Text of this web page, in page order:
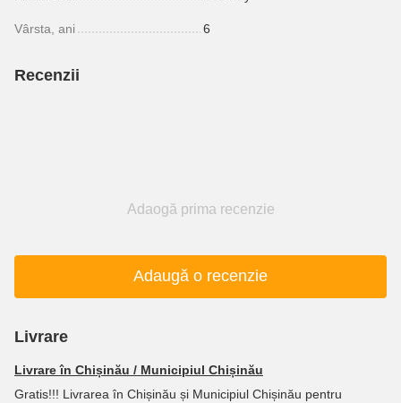
Vârsta, ani 6
Recenzii
Adaogă prima recenzie
Adaugă o recenzie
Livrare
Livrare în Chișinău / Municipiul Chișinău
Gratis!!! Livrarea în Chișinău și Municipiul Chișinău pentru